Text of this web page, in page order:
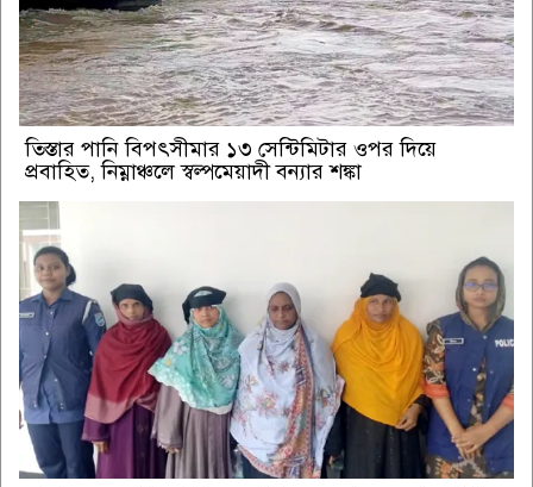
‎তিস্তার পানি বিপৎসীমার ১৩ সেন্টিমিটার ওপর দিয়ে
প্রবাহিত, নিম্নাঞ্চলে স্বল্পমেয়াদী বন্যার শঙ্কা